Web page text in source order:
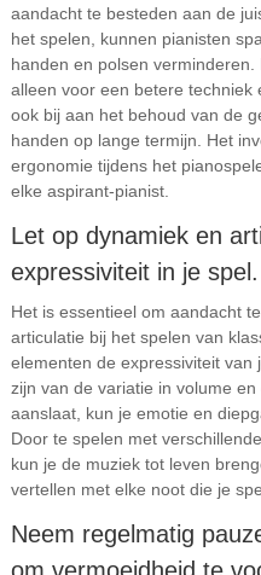
aandacht te besteden aan de
het spelen, kunnen pianisten
handen en polsen
alleen voor een betere techniek
ook bij aan het behoud van de
handen op lange termijn. Het
ergonomie tijdens het
elke aspirant-pianist.
Let op dynamiek en
expressiviteit in je spel.
Het is essentieel om aandacht
articulatie bij het spelen van
elementen de expressiviteit van
zijn van de variatie in volume
aanslaat, kun je emotie en
Door te spelen met
kun je de muziek tot leven
vertellen met elke noot die je
Neem regelmatig